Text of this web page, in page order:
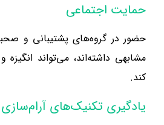
حمایت اجتماعی
حضور در گروه‌های پشتیبانی و
مشابهی داشته‌اند، می‌تواند
کند.
یادگیری تکنیک‌های آرام‌سازی